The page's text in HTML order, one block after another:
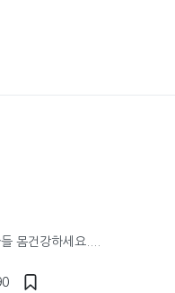
몸건강하세요....